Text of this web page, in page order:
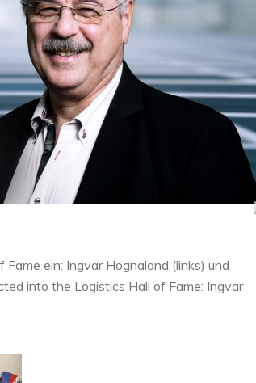
ein: Ingvar Hognaland (links) und
into the Logistics Hall of Fame: Ingvar